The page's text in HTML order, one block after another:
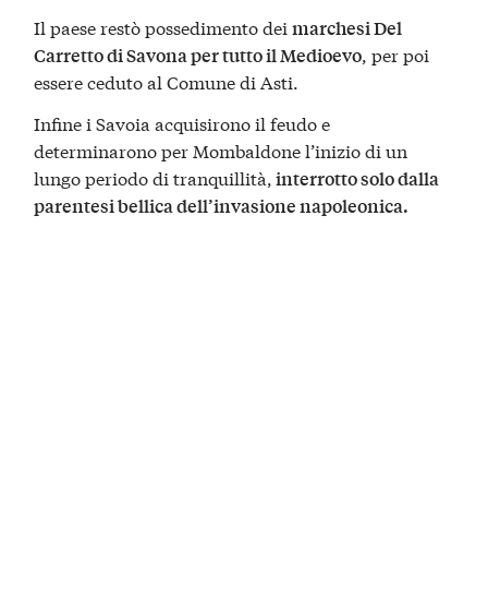
Il paese restò possedimento deimarchesi Del
Carretto di Savona per tutto il Medioevo, per poi
essere ceduto al Comune di Asti.
Infine i Savoia acquisirono il feudo e
determinarono per Mombaldone l’inizio di un
lungo periodo di tranquillità,interrotto solo dalla
parentesi bellica dell’invasione napoleonica.